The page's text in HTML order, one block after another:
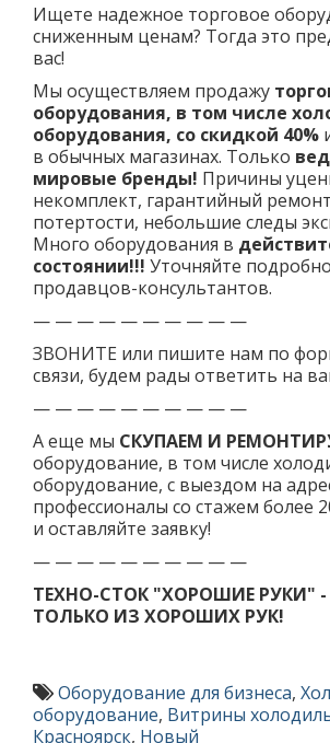
Ищете надежное торговое
сниженным ценам? Тогда это
вас!
Мы осуществляем продажу
оборудования, в том числе
оборудования, со скидкой 40%
в обычных магазинах. Только
мировые бренды! Причины
некомплект, гарантийный
потертости, небольшие следы
Много оборудования в
состоянии!!! Уточняйте
продавцов-консультантов.
— — — — — — — — — —
ЗВОНИТЕ или пишите нам по
связи, будем рады ответить на
— — — — — — — — — —
А еще мы СКУПАЕМ И
оборудование, в том числе
оборудование, с выездом на
профессионалы со стажем более
и оставляйте заявку!
— — — — — — — — — —
ТЕХНО-СТОК "ХОРОШИЕ РУКИ" -
ТОЛЬКО ИЗ ХОРОШИХ РУК!
Оборудование для бизнеса,
оборудование, Витрины
Красноярск, Новый